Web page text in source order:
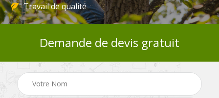
Travail de qualité
Demande de devis gratuit